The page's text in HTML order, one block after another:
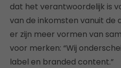
dat het verantwoordelijk is
van de inkomsten vanuit de
er zijn meer vormen van
voor merken: “Wij
label en branded content.”